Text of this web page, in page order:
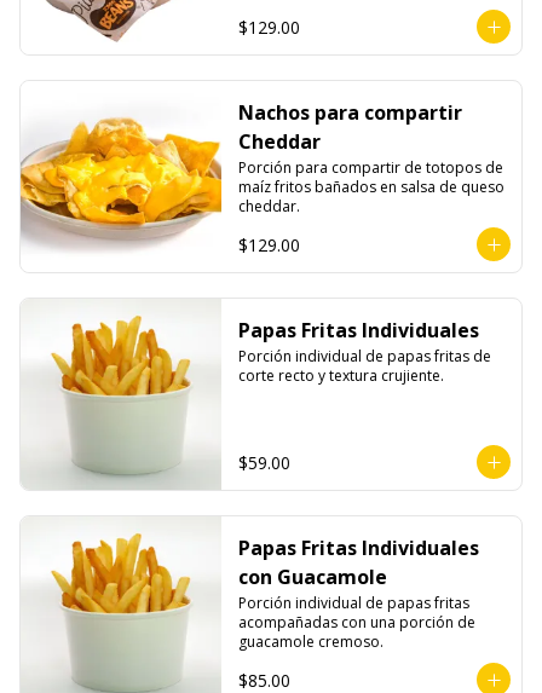
$129.00
Nachos para compartir
Cheddar
Porción para compartir de totopos de
maíz fritos bañados en salsa de queso
cheddar.
$129.00
Papas Fritas Individuales
Porción individual de papas fritas de
corte recto y textura crujiente.
$59.00
Papas Fritas Individuales
con Guacamole
Porción individual de papas fritas
acompañadas con una porción de
guacamole cremoso.
$85.00